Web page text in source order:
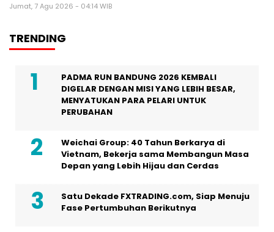
Jumat, 7 Agu 2026 - 04:14 WIB
TRENDING
PADMA RUN BANDUNG 2026 KEMBALI
DIGELAR DENGAN MISI YANG LEBIH BESAR,
MENYATUKAN PARA PELARI UNTUK
PERUBAHAN
Weichai Group: 40 Tahun Berkarya di
Vietnam, Bekerja sama Membangun Masa
Depan yang Lebih Hijau dan Cerdas
Satu Dekade FXTRADING.com, Siap Menuju
Fase Pertumbuhan Berikutnya